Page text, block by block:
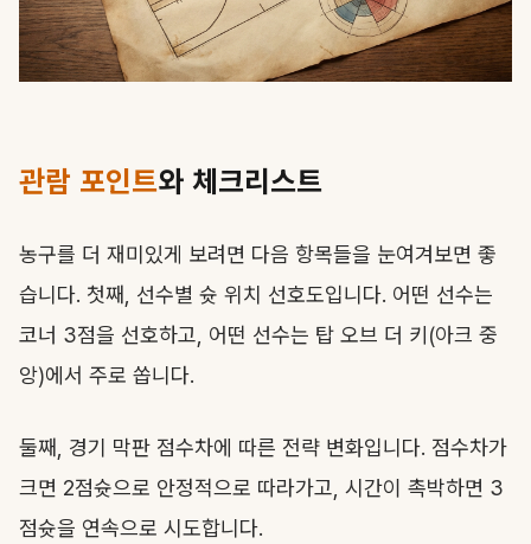
관람 포인트와 체크리스트
농구를 더 재미있게 보려면 다음 항목들을 눈여겨보면 좋
습니다. 첫째, 선수별 슛 위치 선호도입니다. 어떤 선수는
코너 3점을 선호하고, 어떤 선수는 탑 오브 더 키(아크 중
앙)에서 주로 쏩니다.
둘째, 경기 막판 점수차에 따른 전략 변화입니다. 점수차가
크면 2점슛으로 안정적으로 따라가고, 시간이 촉박하면 3
점슛을 연속으로 시도합니다.